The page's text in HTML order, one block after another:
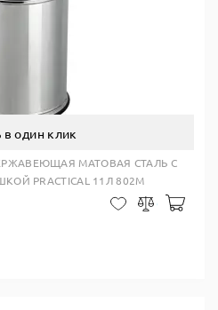
в один клик
МАТОВАЯ СТАЛЬ С
PRACTICAL 11Л 802M
В закладки
Сравнить